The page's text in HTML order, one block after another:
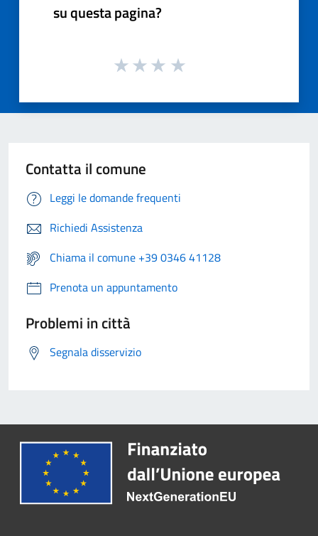
su questa pagina?
Contatta il comune
Leggi le domande frequenti
Richiedi Assistenza
Chiama il comune +39 0346 41128
Prenota un appuntamento
Problemi in città
Segnala disservizio